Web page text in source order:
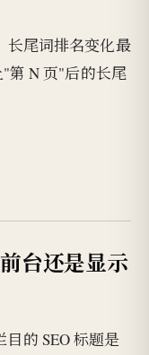
长尾词排名变化最
第 N 页"后的长尾
台还是显示
的 SEO 标题是